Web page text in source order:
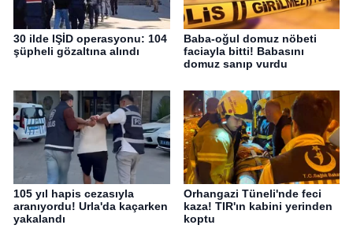
30 ilde IŞİD operasyonu: 104
şüpheli gözaltına alındı
Baba-oğul domuz nöbeti
faciayla bitti! Babasını
domuz sanıp vurdu
105 yıl hapis cezasıyla
aranıyordu! Urla'da kaçarken
yakalandı
Orhangazi Tüneli'nde feci
kaza! TIR'ın kabini yerinden
koptu